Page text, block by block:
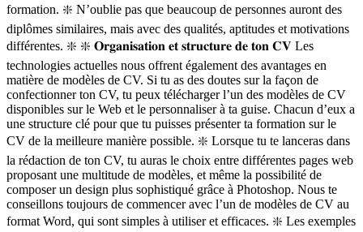
formation. ❇️ N’oublie pas que beaucoup de personnes auront des
diplômes similaires, mais avec des qualités, aptitudes et motivations
différentes. ❇️ ❇️ 𝐎𝐫𝐠𝐚𝐧𝐢𝐬𝐚𝐭𝐢𝐨𝐧 𝐞𝐭 𝐬𝐭𝐫𝐮𝐜𝐭𝐮𝐫𝐞 𝐝𝐞 𝐭𝐨𝐧 𝐂𝐕 Les
technologies actuelles nous offrent également des avantages en
matière de modèles de CV. Si tu as des doutes sur la façon de
confectionner ton CV, tu peux télécharger l’un des modèles de CV
disponibles sur le Web et le personnaliser à ta guise. Chacun d’eux a
une structure clé pour que tu puisses présenter ta formation sur le
CV de la meilleure manière possible. ❇️ Lorsque tu te lanceras dans
la rédaction de ton CV, tu auras le choix entre différentes pages web
proposant une multitude de modèles, et même la possibilité de
composer un design plus sophistiqué grâce à Photoshop. Nous te
conseillons toujours de commencer avec l’un de modèles de CV au
format Word, qui sont simples à utiliser et efficaces. ❇️ Les exemples